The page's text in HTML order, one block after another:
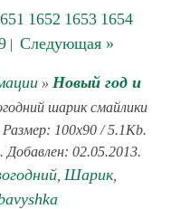
1652 1653 1654
| Следующая »
» Новый год и
шарик смайлики
100x90 / 5.1Kb.
02.05.2013.
Шарик,